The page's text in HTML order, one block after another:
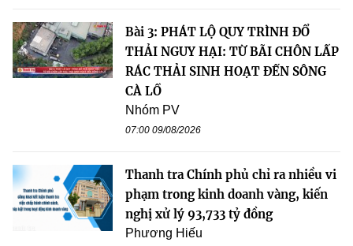
Bài 3: PHÁT LỘ QUY TRÌNH ĐỔ
THẢI NGUY HẠI: TỪ BÃI CHÔN LẤP
RÁC THẢI SINH HOẠT ĐẾN SÔNG
CÀ LỒ
Nhóm PV
07:00 09/08/2026
Thanh tra Chính phủ chỉ ra nhiều vi
phạm trong kinh doanh vàng, kiến
nghị xử lý 93,733 tỷ đồng
Phương Hiếu